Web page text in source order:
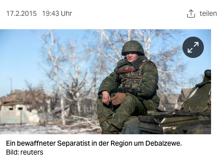
sport
wahrheit
verlag
verlag
veranstaltungen
17.2.2015 19:43 Uhr teilen
Ein bewaffneter Separatist in der Region um Debalzewe.
Bild: reuters